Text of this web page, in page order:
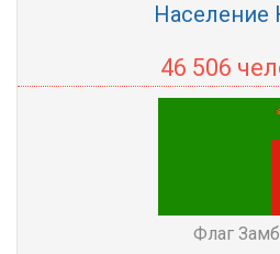
Население
46 506
Флаг